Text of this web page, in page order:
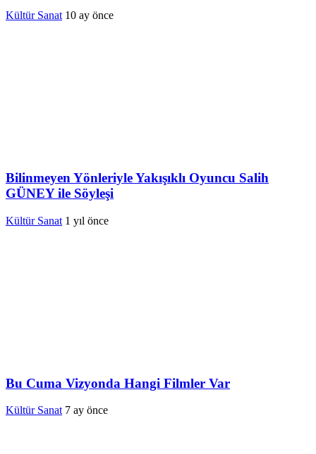
Kültür Sanat 10 ay önce
Bilinmeyen Yönleriyle Yakışıklı Oyuncu Salih
GÜNEY ile Söyleşi
Kültür Sanat 1 yıl önce
Bu Cuma Vizyonda Hangi Filmler Var
Kültür Sanat 7 ay önce